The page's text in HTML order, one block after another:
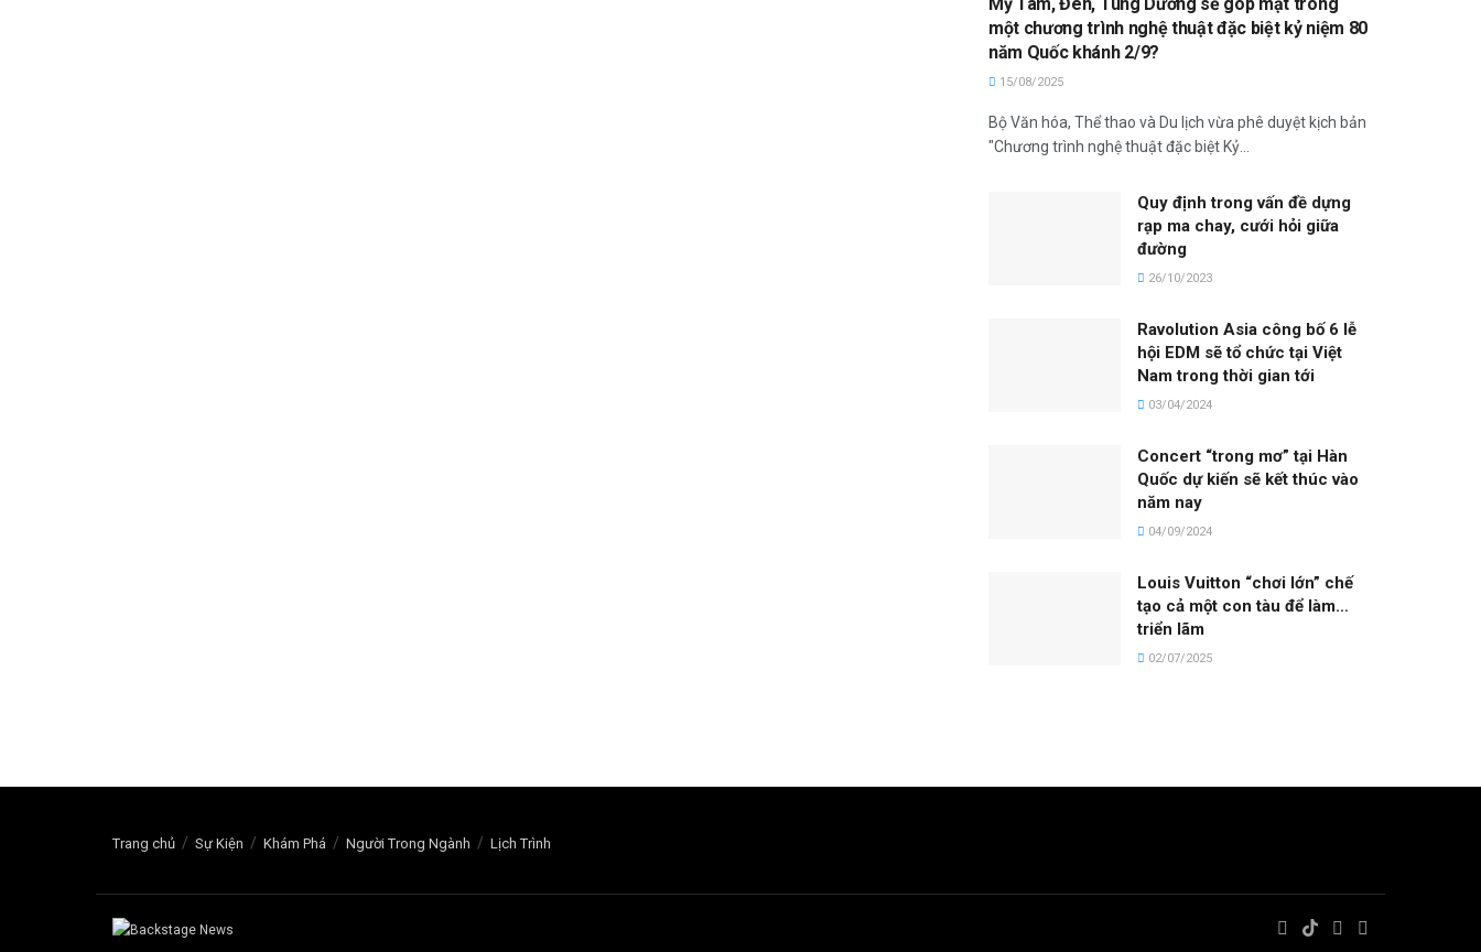
một chương trình nghệ thuật đặc biệt kỷ niệm 80
năm Quốc khánh 2/9?
15/08/2025
Bộ Văn hóa, Thể thao và Du lịch vừa phê duyệt kịch bản
"Chương trình nghệ thuật đặc biệt Kỷ...
Quy định trong vấn đề dựng
rạp ma chay, cưới hỏi giữa
đường
26/10/2023
Ravolution Asia công bố 6 lễ
hội EDM sẽ tổ chức tại Việt
Nam trong thời gian tới
03/04/2024
Concert “trong mơ” tại Hàn
Quốc dự kiến sẽ kết thúc vào
năm nay
04/09/2024
Louis Vuitton “chơi lớn” chế
tạo cả một con tàu để làm…
triển lãm
02/07/2025
Trang chủ Sự Kiện Khám Phá Người Trong Ngành Lịch Trình